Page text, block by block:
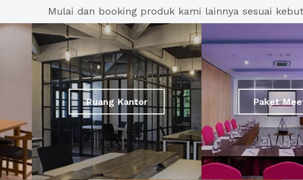
Mulai dan booking produk kami lainnya sesuai
Ruang Kantor Paket